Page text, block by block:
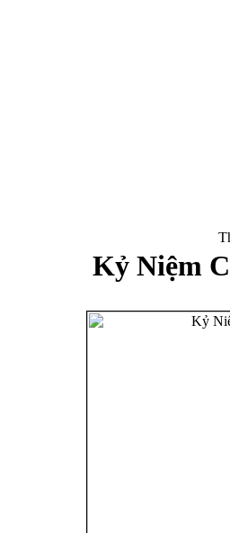
Kỷ Niệm